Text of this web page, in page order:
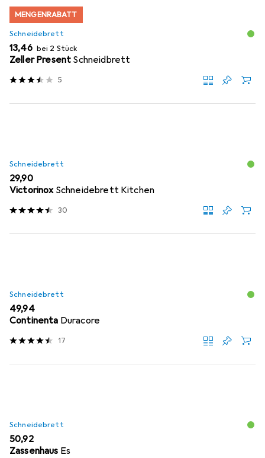
MENGENRABATT
Schneidebrett
EUR
13,46 bei 2 Stück
Zeller Present Schneidbrett
5
Schneidebrett
EUR
29,90
Victorinox Schneidebrett Kitchen
30
Schneidebrett
EUR
49,94
Continenta Duracore
17
Schneidebrett
EUR
50,92
Zassenhaus Es